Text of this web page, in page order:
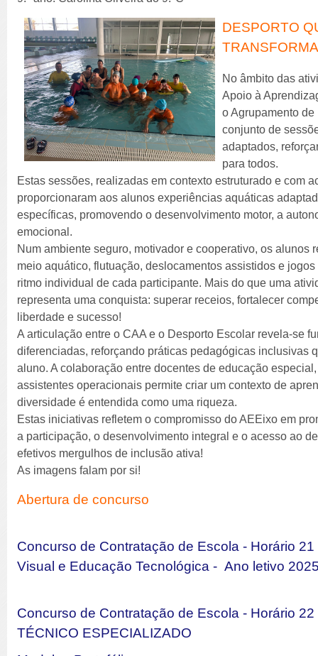
DESPORTO
No âmbito das
Apoio à
o Agrupamento
conjunto de
adaptados,
para todos.
Estas sessões, realizadas em contexto estruturado e com
proporcionaram aos alunos experiências aquáticas
específicas, promovendo o desenvolvimento motor, a
emocional.
Num ambiente seguro, motivador e cooperativo, os alunos
meio aquático, flutuação, deslocamentos assistidos e
ritmo individual de cada participante. Mais do que uma
representa uma conquista: superar receios, fortalecer
liberdade e sucesso!
A articulação entre o CAA e o Desporto Escolar revela-se
diferenciadas, reforçando práticas pedagógicas inclusivas
aluno. A colaboração entre docentes de educação
assistentes operacionais permite criar um contexto de
diversidade é entendida como uma riqueza.
Estas iniciativas refletem o compromisso do AEEixo em
a participação, o desenvolvimento integral e o acesso ao
efetivos mergulhos de inclusão ativa!
As imagens falam por si!
Abertura de concurso
Concurso de Contratação de Escola - Horário
Visual e Educação Tecnológica - Ano letivo
Concurso de Contratação de Escola - Horário
TÉCNICO ESPECIALIZADO